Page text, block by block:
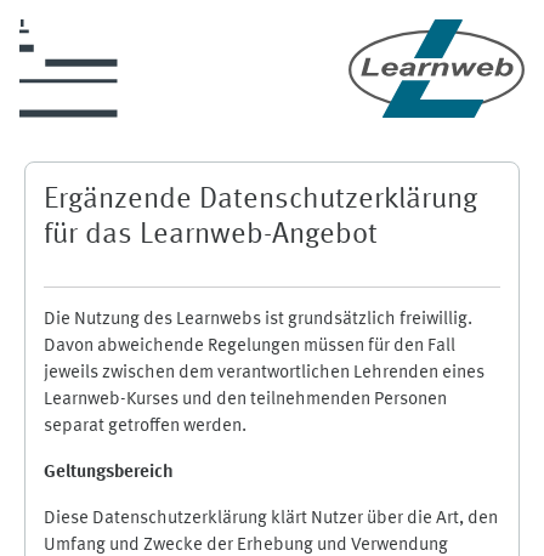
Ergänzende Datenschutzerklärung
für das Learnweb-Angebot
Die Nutzung des Learnwebs ist grundsätzlich freiwillig.
Davon abweichende Regelungen müssen für den Fall
jeweils zwischen dem verantwortlichen Lehrenden eines
Learnweb-Kurses und den teilnehmenden Personen
separat getroffen werden.
Geltungsbereich
Diese Datenschutzerklärung klärt Nutzer über die Art, den
Umfang und Zwecke der Erhebung und Verwendung